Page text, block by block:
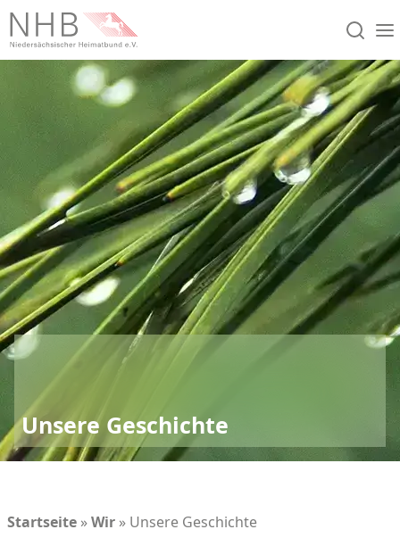
Unsere Geschichte
Startseite »Wir » Unsere Geschichte